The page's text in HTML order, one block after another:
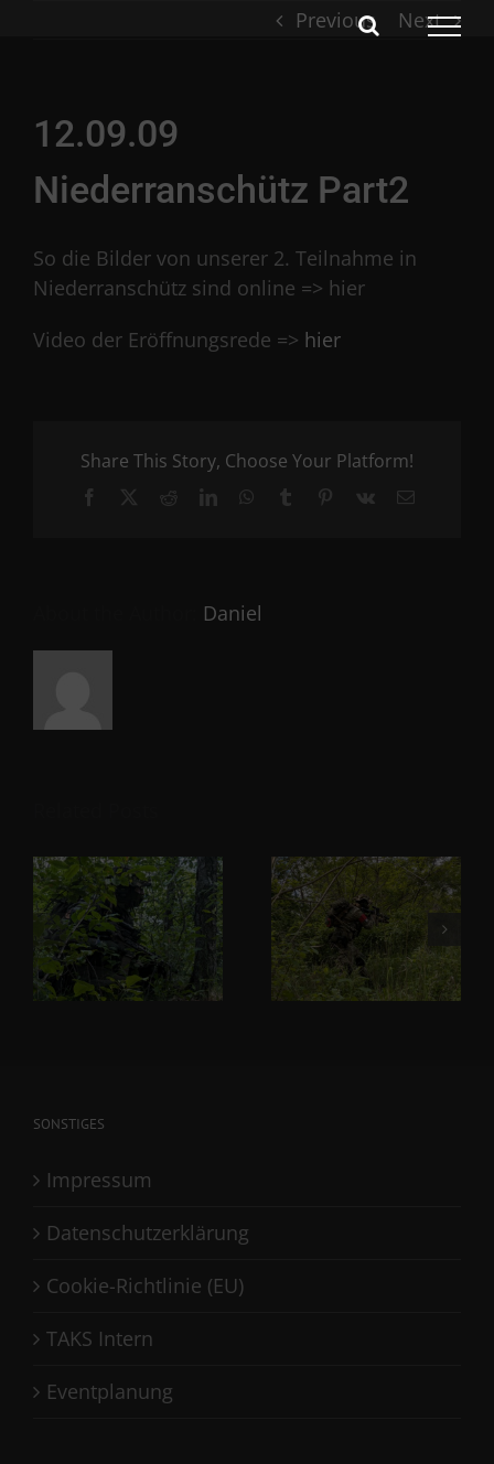
Previous Next
12.09.09
Niederranschütz Part2
So die Bilder von unserer 2. Teilnahme in
Niederranschütz sind online => hier
Video der Eröffnungsrede => hier
Share This Story, Choose Your Platform!
Facebook RedditLinkedInWhatsApp
Tumblr Pinterest
Vk Email
Daniel
SONSTIGES
Impressum
Datenschutzerklärung
Cookie-Richtlinie (EU)
TAKS Intern
Eventplanung